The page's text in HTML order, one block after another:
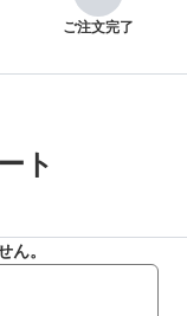
ご注文完了
ト
ん。